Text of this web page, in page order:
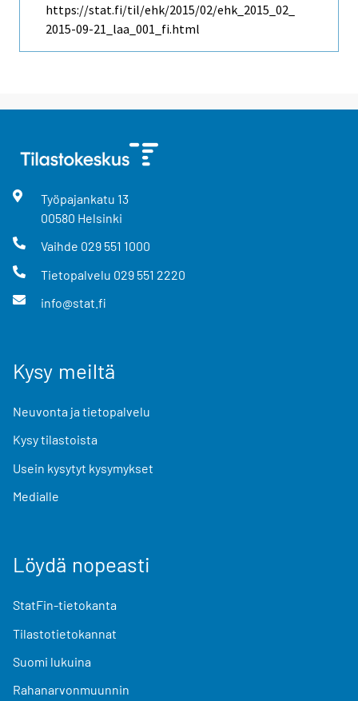
https://stat.fi/til/ehk/2015/02/ehk_2015_02_
2015-09-21_laa_001_fi.html
Työpajankatu 13
00580 Helsinki
Vaihde 029 551 1000
Tietopalvelu 029 551 2220
info@stat.fi
Kysy meiltä
Neuvonta ja tietopalvelu
Kysy tilastoista
Usein kysytyt kysymykset
Medialle
Löydä nopeasti
StatFin-tietokanta
Tilastotietokannat
Suomi lukuina
Rahanarvonmuunnin